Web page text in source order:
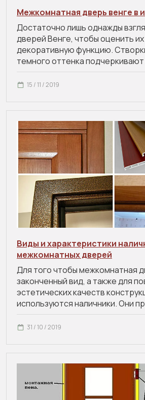
Межкомнатная дверь венге в
Достаточно лишь однажды
дверей Венге, чтобы оценить
декоративную функцию.
темного оттенка подчеркивают
15 / 11 / 2019
Виды и характеристики
межкомнатных дверей
Для того чтобы межкомнатная
законченный вид, а также для
эстетических качеств
используются наличники. Они
31 / 10 / 2019